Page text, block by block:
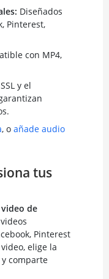
Diseñados
Pinterest,
con MP4,
y el
, o añade audio
tus
de
Pinterest
elige la
comparte